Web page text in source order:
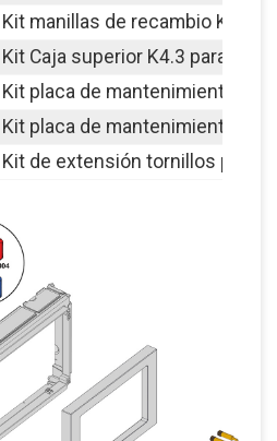
Kit manillas de recambio K4.3
Kit Caja superior K4.3 para
Kit placa de mantenimiento
Kit placa de mantenimiento
Kit de extensión tornillos placas